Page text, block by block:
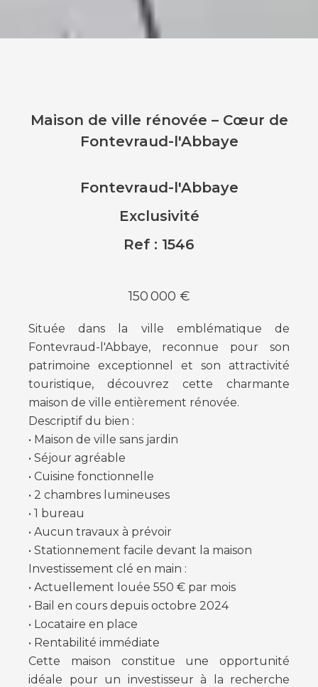
Maison de ville rénovée – Cœur de
Fontevraud-l'Abbaye
Fontevraud-l'Abbaye
Exclusivité
Ref : 1546
150 000 €
Située dans la ville emblématique de
Fontevraud-l'Abbaye, reconnue pour son
patrimoine exceptionnel et son attractivité
touristique, découvrez cette charmante
maison de ville entièrement rénovée.
Descriptif du bien :
• Maison de ville sans jardin
• Séjour agréable
• Cuisine fonctionnelle
• 2 chambres lumineuses
• 1 bureau
• Aucun travaux à prévoir
• Stationnement facile devant la maison
Investissement clé en main :
• Actuellement louée 550 € par mois
• Bail en cours depuis octobre 2024
• Locataire en place
• Rentabilité immédiate
Cette maison constitue une opportunité
idéale pour un investisseur à la recherche